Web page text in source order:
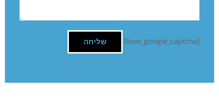
[bws_google_captcha]